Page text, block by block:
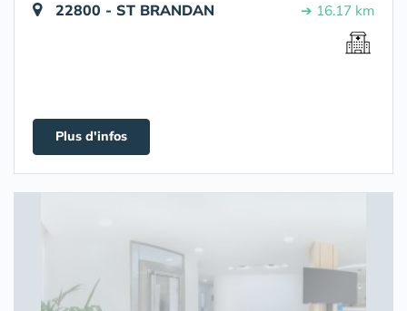
22800 - ST BRANDAN ➔ 16.17 km
Plus d'infos